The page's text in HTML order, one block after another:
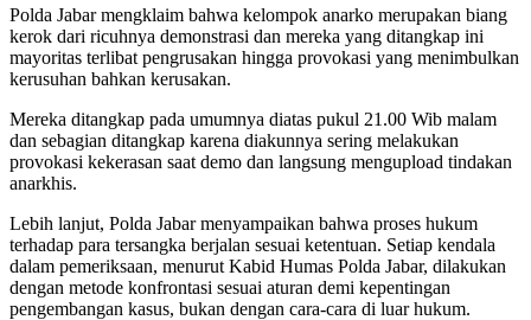
Polda Jabar mengklaim bahwa kelompok anarko merupakan biang
kerok dari ricuhnya demonstrasi dan mereka yang ditangkap ini
mayoritas terlibat pengrusakan hingga provokasi yang menimbulkan
kerusuhan bahkan kerusakan.
Mereka ditangkap pada umumnya diatas pukul 21.00 Wib malam
dan sebagian ditangkap karena diakunnya sering melakukan
provokasi kekerasan saat demo dan langsung mengupload tindakan
anarkhis.
Lebih lanjut, Polda Jabar menyampaikan bahwa proses hukum
terhadap para tersangka berjalan sesuai ketentuan. Setiap kendala
dalam pemeriksaan, menurut Kabid Humas Polda Jabar, dilakukan
dengan metode konfrontasi sesuai aturan demi kepentingan
pengembangan kasus, bukan dengan cara-cara di luar hukum.